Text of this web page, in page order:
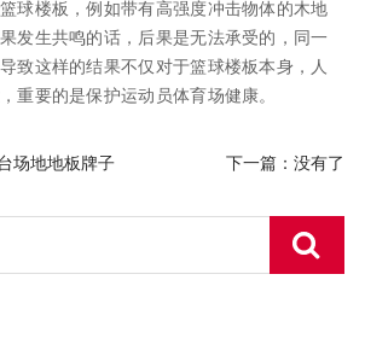
球楼板，例如带有高强度冲击物体的木地
发生共鸣的话，后果是无法承受的，同一
致这样的结果不仅对于篮球楼板本身，人
重要的是保护运动员体育场健康。
场地地板牌子 下一篇：没有了